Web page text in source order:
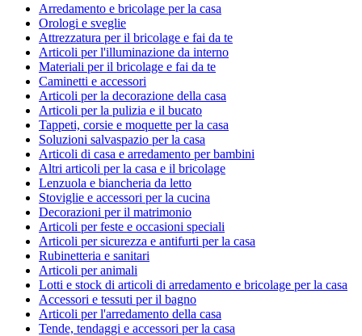
Arredamento e bricolage per la casa
Orologi e sveglie
Attrezzatura per il bricolage e fai da te
Articoli per l'illuminazione da interno
Materiali per il bricolage e fai da te
Caminetti e accessori
Articoli per la decorazione della casa
Articoli per la pulizia e il bucato
Tappeti, corsie e moquette per la casa
Soluzioni salvaspazio per la casa
Articoli di casa e arredamento per bambini
Altri articoli per la casa e il bricolage
Lenzuola e biancheria da letto
Stoviglie e accessori per la cucina
Decorazioni per il matrimonio
Articoli per feste e occasioni speciali
Articoli per sicurezza e antifurti per la casa
Rubinetteria e sanitari
Articoli per animali
Lotti e stock di articoli di arredamento e bricolage per la casa
Accessori e tessuti per il bagno
Articoli per l'arredamento della casa
Tende, tendaggi e accessori per la casa